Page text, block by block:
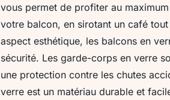
vous permet de profiter au
votre balcon, en sirotant un café
aspect esthétique, les balcons en
sécurité. Les garde-corps en verre
une protection contre les chutes
verre est un matériau durable et